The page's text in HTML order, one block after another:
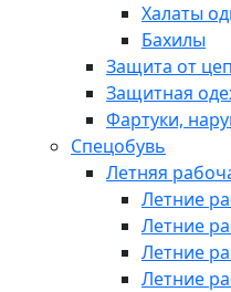
Халаты
Бахилы
Защита от
Защитная
Фартуки,
Спецобувь
Летняя
Летние
Летние
Летние
Летние